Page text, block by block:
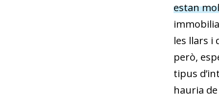
estan
les llars i
però,
tipus
hauria